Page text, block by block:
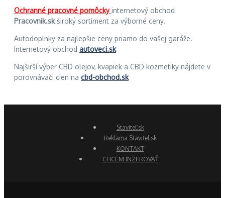
Ochranné pracovné pomôckyinternetový obchod
Pracovnik.skširoký sortiment za výborné ceny.
Autodoplnky za najlepšie ceny priamo do vašej garáže.
Internetový obchod autoveci.sk
Najširší výber CBD olejov, kvapiek a CBD kozmetiky nájdete v
porovnávači cien na cbd-obchod.sk
Staviteľ.sk
Reklama Stavitel.sk
KONTAKT
CHCEM INZEROVAŤ